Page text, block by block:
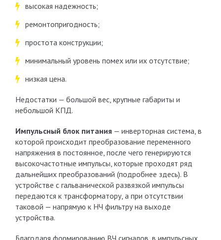
высокая надежность;
ремонтопригодность;
простота конструкции;
минимальный уровень помех или их отсутствие;
низкая цена.
Недостатки — большой вес, крупные габариты и
небольшой КПД.
Импульсный блок питания— инверторная система, в
которой происходит преобразование переменного
напряжения в постоянное, после чего генерируются
высокочастотные импульсы, которые проходят ряд
дальнейших преобразований (подробнее здесь). В
устройстве с гальванической развязкой импульсы
передаются к трансформатору, а при отсутствии
таковой — напрямую к НЧ фильтру на выходе
устройства.
Благодаря формированию ВЧ сигналов, в импульсных